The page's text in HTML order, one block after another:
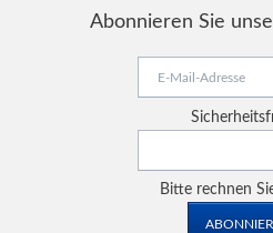
Abonnieren Sie
Pflichtfeld
Bitte rechnen